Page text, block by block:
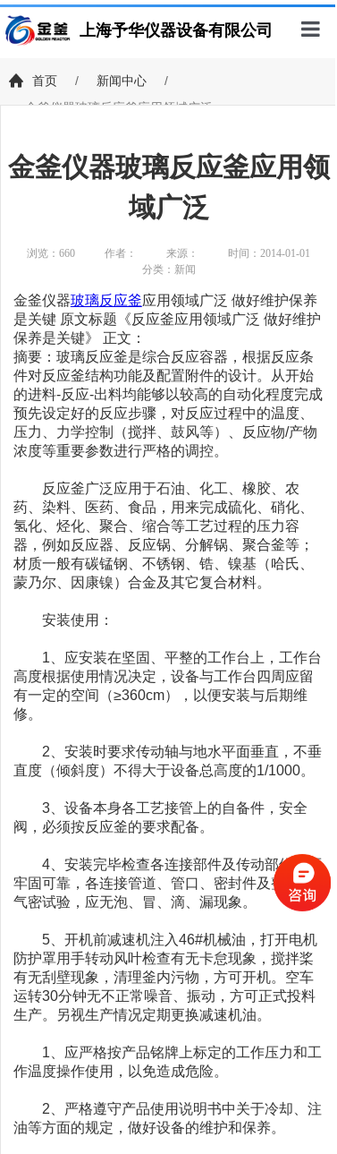
产
上海予华仪器设备有限公司
首页 / 新闻中心
/
金釜仪器玻璃反应釜应用领域广泛
金釜仪器玻璃反应釜应用领
域广泛
浏览： 660 作者： 来源：
时间：2014-01-01
分类：新闻
金釜仪器玻璃反应釜应用领域广泛 做好维护保养
是关键 原文标题《反应釜应用领域广泛 做好维护
保养是关键》 正文：
摘要：玻璃反应釜是综合反应容器，根据反应条
件对反应釜结构功能及配置附件的设计。从开始
的进料-反应-出料均能够以较高的自动化程度完成
预先设定好的反应步骤，对反应过程中的温度、
压力、力学控制（搅拌、鼓风等）、反应物/产物
浓度等重要参数进行严格的调控。
反应釜广泛应用于石油、化工、橡胶、农
药、染料、医药、食品，用来完成硫化、硝化、
氢化、烃化、聚合、缩合等工艺过程的压力容
器，例如反应器、反应锅、分解锅、聚合釜等；
材质一般有碳锰钢、不锈钢、锆、镍基（哈氏、
蒙乃尔、因康镍）合金及其它复合材料。
安装使用：
1、应安装在坚固、平整的工作台上，工作台
高度根据使用情况决定，设备与工作台四周应留
有一定的空间（≥360cm），以便安装与后期维
修。
2、安装时要求传动轴与地水平面垂直，不垂
直度（倾斜度）不得大于设备总高度的1/1000。
3、设备本身各工艺接管上的自备件，安全
阀，必须按反应釜的要求配备。
4、安装完毕检查各连接部件及传动部位是否
牢固可靠，各连接管道、管口、密封件及整机做
气密试验，应无泡、冒、滴、漏现象。
5、开机前减速机注入46#机械油，打开电机
防护罩用手转动风叶检查有无卡怠现象，搅拌桨
有无刮壁现象，清理釜内污物，方可开机。空车
运转30分钟无不正常噪音、振动，方可正式投料
生产。另视生产情况定期更换减速机油。
1、应严格按产品铭牌上标定的工作压力和工
作温度操作使用，以免造成危险。
2、严格遵守产品使用说明书中关于冷却、注
油等方面的规定，做好设备的维护和保养。